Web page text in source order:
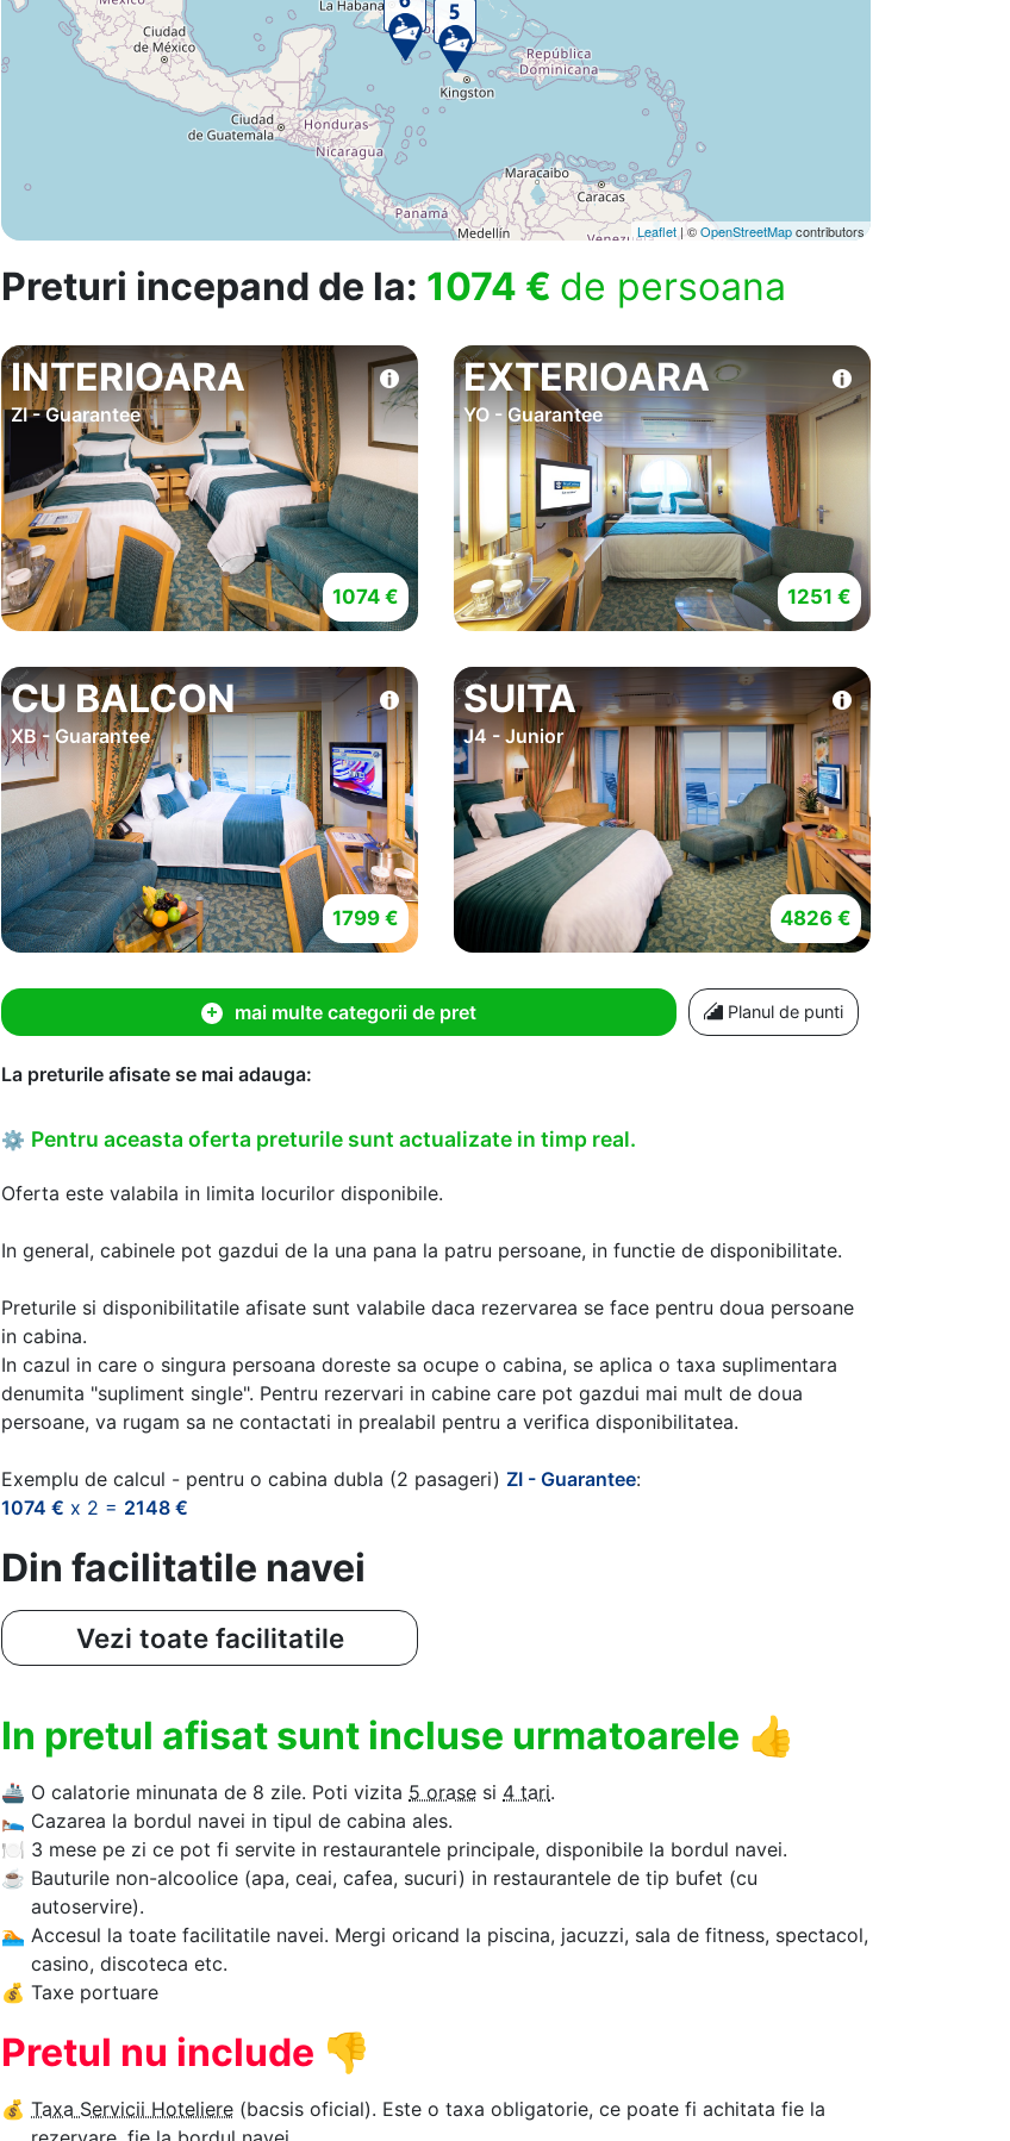
Leaflet | ©OpenStreetMapcontributors
Preturi incepand de la: 1074 € de persoana
INTERIOARA
ZI - Guarantee
1074 €
EXTERIOARA
YO - Guarantee
1251 €
CU BALCON
XB - Guarantee
1799 €
SUITA
J4 - Junior
4826 €
mai multe categorii de pret Planul de punti
La preturile afisate se mai adauga:
⚙ Pentru aceasta oferta preturile sunt actualizate in timp real.
Oferta este valabila in limita locurilor disponibile.
In general, cabinele pot gazdui de la una pana la patru persoane, in functie de disponibilitate.
Preturile si disponibilitatile afisate sunt valabile daca rezervarea se face pentru doua persoane
in cabina.
In cazul in care o singura persoana doreste sa ocupe o cabina, se aplica o taxa suplimentara
denumita "supliment single". Pentru rezervari in cabine care pot gazdui mai mult de doua
persoane, va rugam sa ne contactati in prealabil pentru a verifica disponibilitatea.
Exemplu de calcul - pentru o cabina dubla (2 pasageri) ZI - Guarantee:
1074 € x 2 = 2148 €
Din facilitatile navei
Vezi toate facilitatile
In pretul afisat sunt incluse urmatoarele 👍
🚢 O calatorie minunata de 8 zile. Poti vizita 5 orase si 4 tari.
🛌 Cazarea la bordul navei in tipul de cabina ales.
🍽 3 mese pe zi ce pot fi servite in restaurantele principale, disponibile la bordul navei.
☕ Bauturile non-alcoolice (apa, ceai, cafea, sucuri) in restaurantele de tip bufet (cu
autoservire).
🏊‍ Accesul la toate facilitatile navei. Mergi oricand la piscina, jacuzzi, sala de fitness, spectacol,
casino, discoteca etc.
💰 Taxe portuare
Pretul nu include 👎
💰 Taxa Servicii Hoteliere (bacsis oficial). Este o taxa obligatorie, ce poate fi achitata fie la